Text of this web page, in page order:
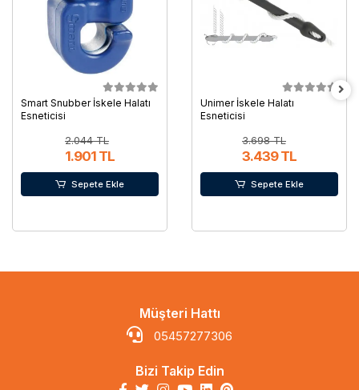
Smart Snubber İskele Halatı
Esneticisi
2.044 TL
1.901 TL
Sepete Ekle
Unimer İskele Halatı
Esneticisi
3.698 TL
3.439 TL
Sepete Ekle
Müşteri Hattı
05457277306
Bizi Takip Edin